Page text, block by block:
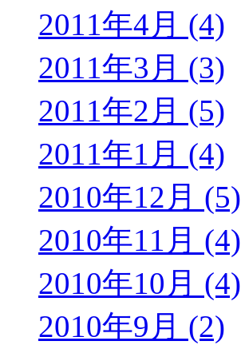
2011年4月 (4)
2011年3月 (3)
2011年2月 (5)
2011年1月 (4)
2010年12月 (5)
2010年11月 (4)
2010年10月 (4)
2010年9月 (2)